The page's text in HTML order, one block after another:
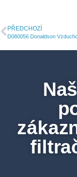
PŘEDCHOZÍ